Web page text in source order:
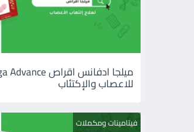
للاعصاب والإكتئاب
فيتامينات ومكملات